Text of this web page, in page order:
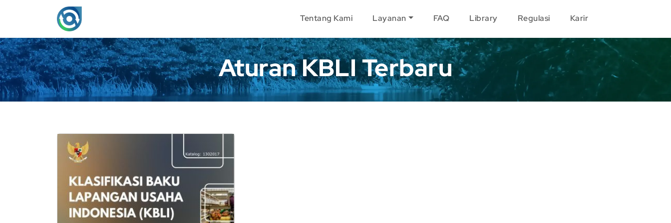
Tentang Kami Layanan FAQ Library Regulasi Karir
Aturan KBLI Terbaru